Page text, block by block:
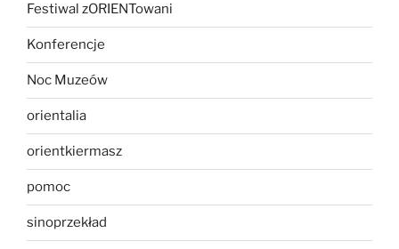
Festiwal zORIENTowani
Konferencje
Noc Muzeów
orientalia
orientkiermasz
pomoc
sinoprzekład